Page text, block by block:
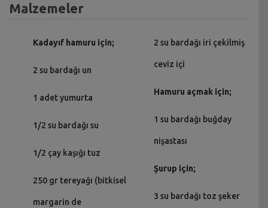
Malzemeler
Kadayıf hamuru için;
2 su bardağı un
1 adet yumurta
1/2 su bardağı su
1/2 çay kaşığı tuz
250 gr tereyağı (bitkisel
margarin de
2 su bardağı iri çekilmiş
ceviz içi
Hamuru açmak için;
1 su bardağı buğday
nişastası
Şurup için;
3 su bardağı toz şeker